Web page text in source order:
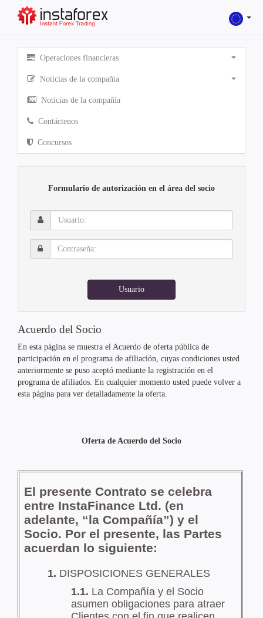
Operaciones financieras
Noticias de la compañía
Noticias de la compañía
Contáctenos
Concursos
Formulario de autorización en el área del socio
Usuario:
Contraseña:
Usuario
Acuerdo del Socio
En esta página se muestra el Acuerdo de oferta pública de
participación en el programa de afiliación, cuyas condiciones usted
anteriormente se puso aceptó mediante la registración en el
programa de afiliados. En cualquier momento usted puede volver a
esta página para ver detalladamente la oferta.
Oferta de Acuerdo del Socio